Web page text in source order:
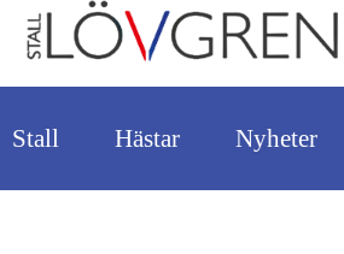
Stall Hästar Nyheter